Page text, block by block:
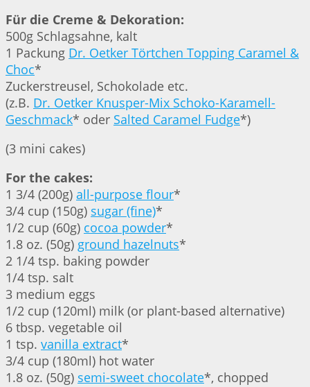
Für die Creme & Dekoration:
500g Schlagsahne, kalt
1 Packung Dr. Oetker Törtchen Topping Caramel &
Choc*
Zuckerstreusel, Schokolade etc.
(z.B. Dr. Oetker Knusper-Mix Schoko-Karamell-
Geschmack* oder Salted Caramel Fudge*)
(3 mini cakes)
For the cakes:
1 3/4 (200g) all-purpose flour*
3/4 cup (150g) sugar (fine)*
1/2 cup (60g) cocoa powder*
1.8 oz. (50g) ground hazelnuts*
2 1/4 tsp. baking powder
1/4 tsp. salt
3 medium eggs
1/2 cup (120ml) milk (or plant-based alternative)
6 tbsp. vegetable oil
1 tsp. vanilla extract*
3/4 cup (180ml) hot water
1.8 oz. (50g) semi-sweet chocolate*, chopped